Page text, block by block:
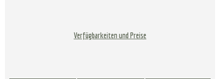
Verfügbarkeiten und Preise